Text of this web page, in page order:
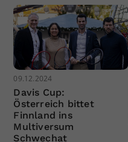
09.12.2024
Davis Cup:
Österreich bittet
Finnland ins
Multiversum
Schwechat